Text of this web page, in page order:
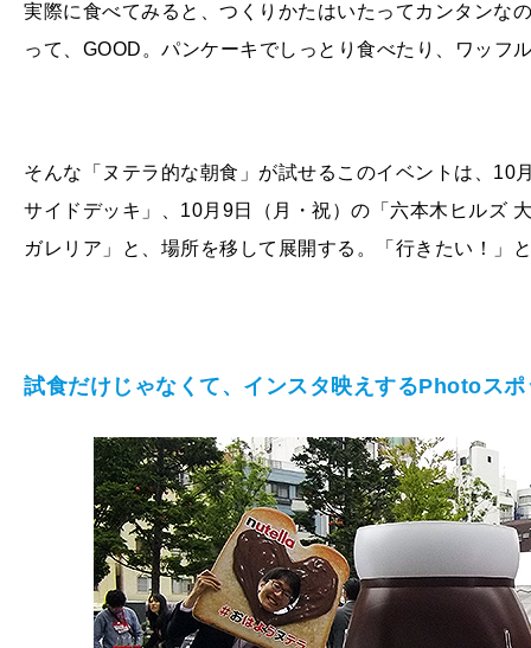
実際に食べてみると、つくりかたはいたってカンタンな
って、GOOD。パンケーキでしっとり食べたり、ワッフ
そんな「ヌテラ的な朝食」が試せるこのイベントは、10
サイドデッキ」、10月9日（月・祝）の「六本木ヒルズ
ガレリア」と、場所を移して展開する。「行きたい！」
試食だけじゃなくて、インスタ映えするPhotoスポ